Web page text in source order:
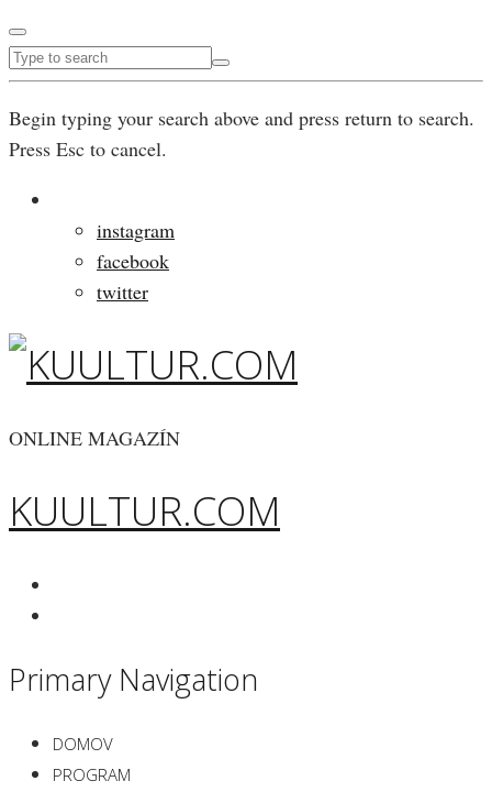
Begin typing your search above and press return to search.
Press Esc to cancel.
instagram
facebook
twitter
ONLINE MAGAZÍN
KUULTUR.COM
Primary Navigation
DOMOV
PROGRAM